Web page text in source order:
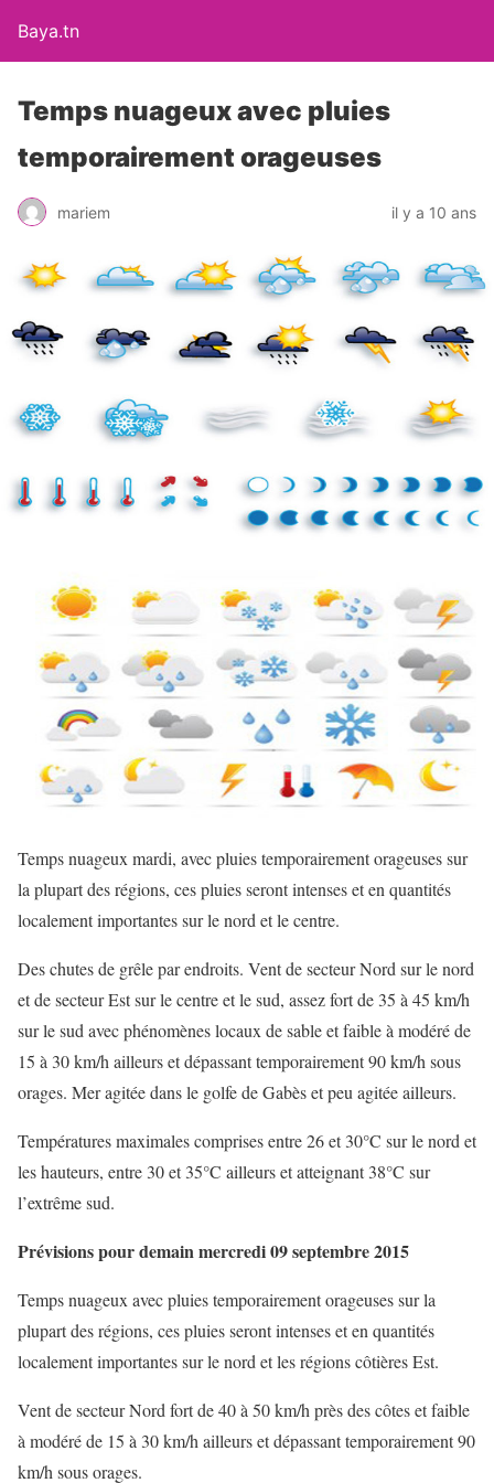
Baya.tn
Temps nuageux avec pluies
temporairement orageuses
mariem il y a 10 ans
Temps nuageux mardi, avec pluies temporairement orageuses sur
la plupart des régions, ces pluies seront intenses et en quantités
localement importantes sur le nord et le centre.
Des chutes de grêle par endroits. Vent de secteur Nord sur le nord
et de secteur Est sur le centre et le sud, assez fort de 35 à 45 km/h
sur le sud avec phénomènes locaux de sable et faible à modéré de
15 à 30 km/h ailleurs et dépassant temporairement 90 km/h sous
orages. Mer agitée dans le golfe de Gabès et peu agitée ailleurs.
Températures maximales comprises entre 26 et 30°C sur le nord et
les hauteurs, entre 30 et 35°C ailleurs et atteignant 38°C sur
l’extrême sud.
Prévisions pour demain mercredi 09 septembre 2015
Temps nuageux avec pluies temporairement orageuses sur la
plupart des régions, ces pluies seront intenses et en quantités
localement importantes sur le nord et les régions côtières Est.
Vent de secteur Nord fort de 40 à 50 km/h près des côtes et faible
à modéré de 15 à 30 km/h ailleurs et dépassant temporairement 90
km/h sous orages.